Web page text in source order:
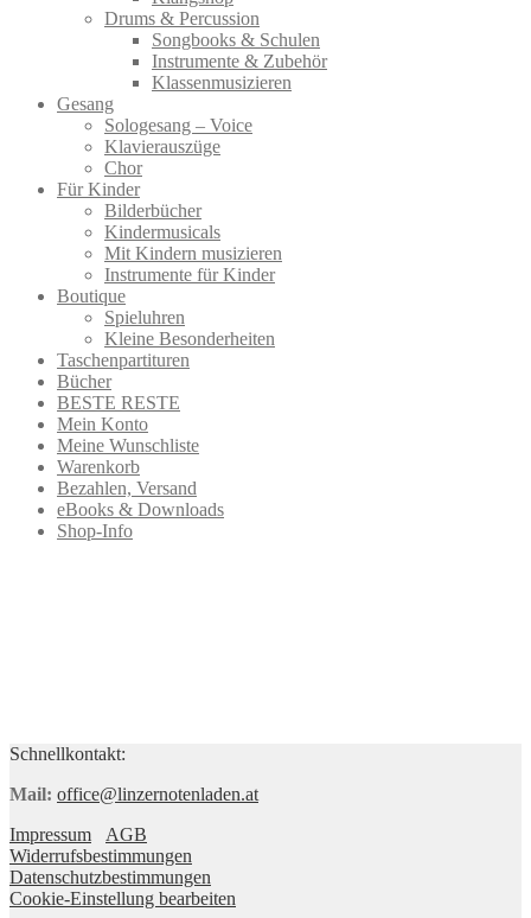
Drums & Percussion
Songbooks & Schulen
Instrumente & Zubehör
Klassenmusizieren
Gesang
Sologesang – Voice
Klavierauszüge
Chor
Für Kinder
Bilderbücher
Kindermusicals
Mit Kindern musizieren
Instrumente für Kinder
Boutique
Spieluhren
Kleine Besonderheiten
Taschenpartituren
Bücher
BESTE RESTE
Mein Konto
Meine Wunschliste
Warenkorb
Bezahlen, Versand
eBooks & Downloads
Shop-Info
Schnellkontakt:
Mail: office@linzernotenladen.at
Impressum
AGB
Widerrufsbestimmungen
Datenschutzbestimmungen
Cookie-Einstellung bearbeiten